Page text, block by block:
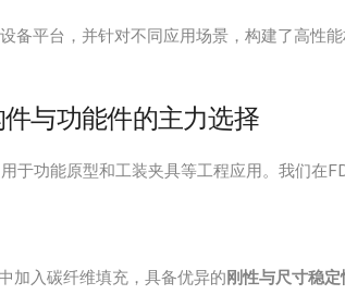
备平台，并针对不同应用场景，构建了高性
与功能件的主力选择
于功能原型和工装夹具等工程应用。我们在
加入碳纤维填充，具备优异的 刚性与尺寸稳定